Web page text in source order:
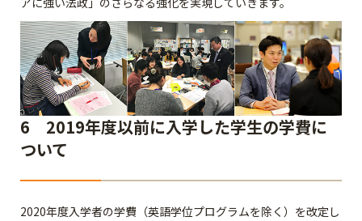
6 2019年度以前に入学した学生の学費に
ついて
2020年度入学者の学費（英語学位プログラムを除く）を改定し